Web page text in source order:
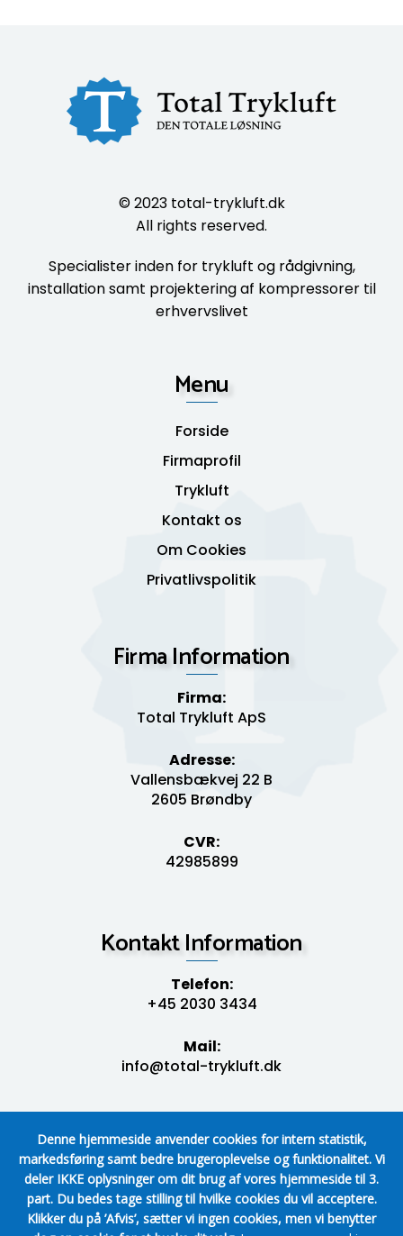
© 2023 total-trykluft.dk
All rights reserved.
Specialister inden for trykluft og rådgivning,
installation samt projektering af kompressorer til
erhvervslivet
Menu
Forside
Firmaprofil
Trykluft
Kontakt os
Om Cookies
Privatlivspolitik
Firma Information
Firma:
Total Trykluft ApS
Adresse:
Vallensbækvej 22 B
2605 Brøndby
CVR:
42985899
Kontakt Information
Telefon:
+45 2030 3434
Mail:
info@total-trykluft.dk
Følg os på
Denne hjemmeside anvender cookies for intern statistik,
markedsføring samt bedre brugeroplevelse og funktionalitet. Vi
deler IKKE oplysninger om dit brug af vores hjemmeside til 3.
part.Du bedes tage stilling til hvilke cookies du vil acceptere.
Klikker du på ’Afvis’, sætter vi ingen cookies, men vi benytter